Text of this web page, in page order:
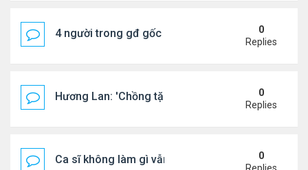
4 người trong gđ gốc Việt thiệt mạng vì tai nạn xe
0
Replies
Hương Lan: 'Chồng tặng tôi khu vườn tình yêu'
0
Replies
Ca sĩ không làm gì vẫn kiếm được 400 triệu đồng/
0